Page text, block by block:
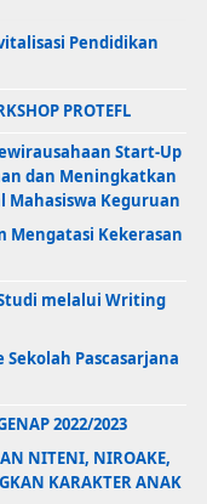
Pendidikan
PROTEFL
Start-Up
dan Meningkatkan
Keguruan
Mengatasi Kekerasan
melalui Writing
Pascasarjana
2022/2023
NITENI, NIROAKE,
KARAKTER ANAK